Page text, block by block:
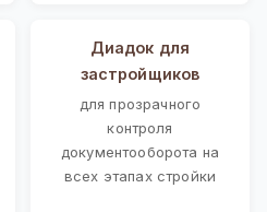
Диадок для
застройщиков
для прозрачного
контроля
документооборота на
всех этапах стройки